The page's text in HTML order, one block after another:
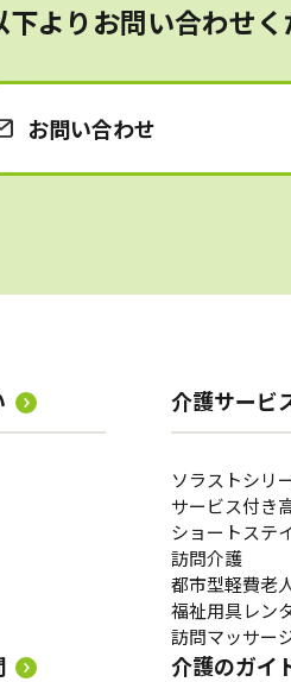
下よりお問い合わせく
お問い合わせ
介護サービ
ソラストシリ
サービス付き
ショートステ
訪問介護
都市型軽費老
福祉用具レン
訪問マッサー
介護のガイ